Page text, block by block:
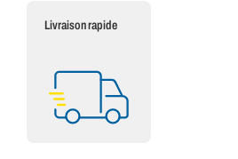
Livraison rapide